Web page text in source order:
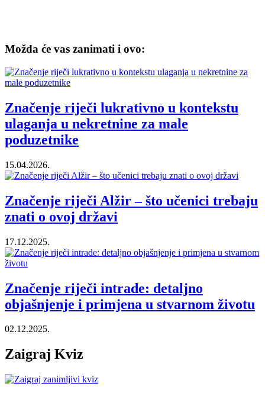
Možda će vas zanimati i ovo:
Značenje riječi lukrativno u kontekstu
ulaganja u nekretnine za male
poduzetnike
15.04.2026.
Značenje riječi Alžir – što učenici trebaju
znati o ovoj državi
17.12.2025.
Značenje riječi intrade: detaljno
objašnjenje i primjena u stvarnom životu
02.12.2025.
Zaigraj Kviz